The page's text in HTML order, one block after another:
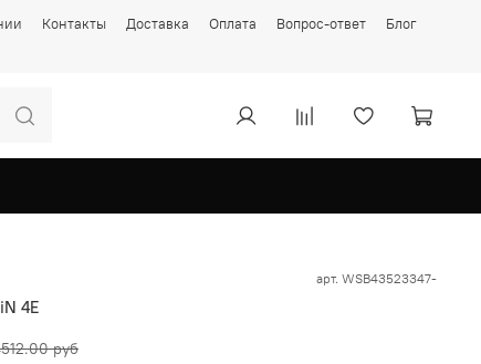
Контакты Доставка Оплата Вопрос-ответ Блог
арт. WSB43523347-
4E
руб